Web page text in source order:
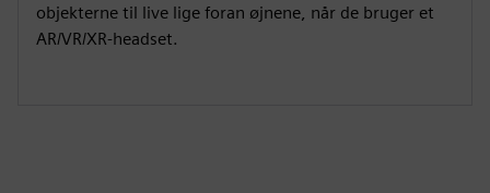
objekterne til live lige foran øjnene, når de bruger et
AR/VR/XR-headset.